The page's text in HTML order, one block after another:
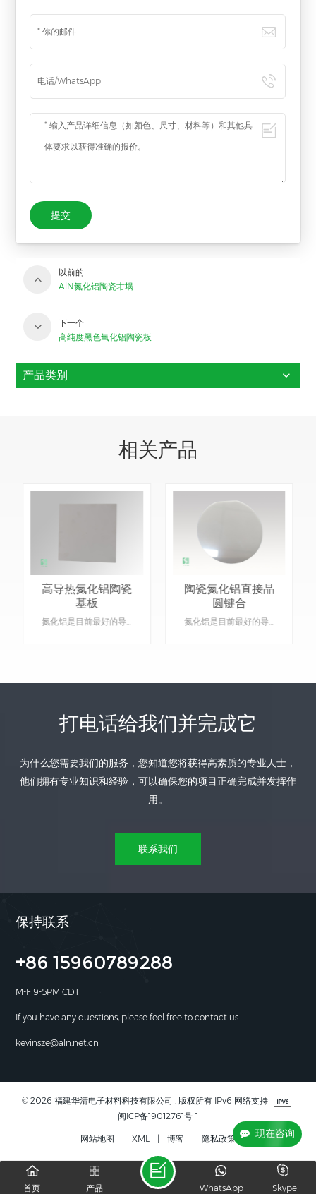
现在咨询
提交
以前的
AlN氮化铝陶瓷坩埚
下一个
高纯度黑色氧化铝陶瓷板
产品类别
相关产品
高导热氮化铝陶瓷
基板
氮化铝是目前最好的导热材料，同时也是一种强电绝缘体，因此成为 PCB 和高功率元件、散热器和电子元件封装的首选材料。 产品详情：材质：氮化铝功能：绝缘装置陶瓷。类型：陶瓷。颜色：灰色。是否可定制：是，请提供具体产品的图纸。
了解更多
陶瓷氮化铝直接晶
圆键合
氮化铝是目前最好的导热材料，同时也是一种强电绝缘体，因此成为 PCB 和高功率元件、散热器和电子元件封装的首选材料。 产品详情：材质：氮化铝功能：绝缘装置陶瓷。类型：陶瓷。颜色：灰色。是否可定制：是，请提供具体产品的图纸。
了解更多
打电话给我们并完成它
为什么您需要我们的服务，您知道您将获得高素质的专业人士，
他们拥有专业知识和经验，可以确保您的项目正确完成并发挥作
用。
联系我们
保持联系
+86 15960789288
M-F 9-5PM CDT
If you have any questions, please feel free to contact us.
kevinsze@aln.net.cn
© 2026 福建华清电子材料科技有限公司 . 版权所有 IPv6 网络支持
闽ICP备19012761号-1
网站地图 XML 博客 隐私政策
首页 产品 Skype
WhatsApp